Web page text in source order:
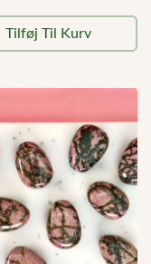
Tilføj Til Kurv